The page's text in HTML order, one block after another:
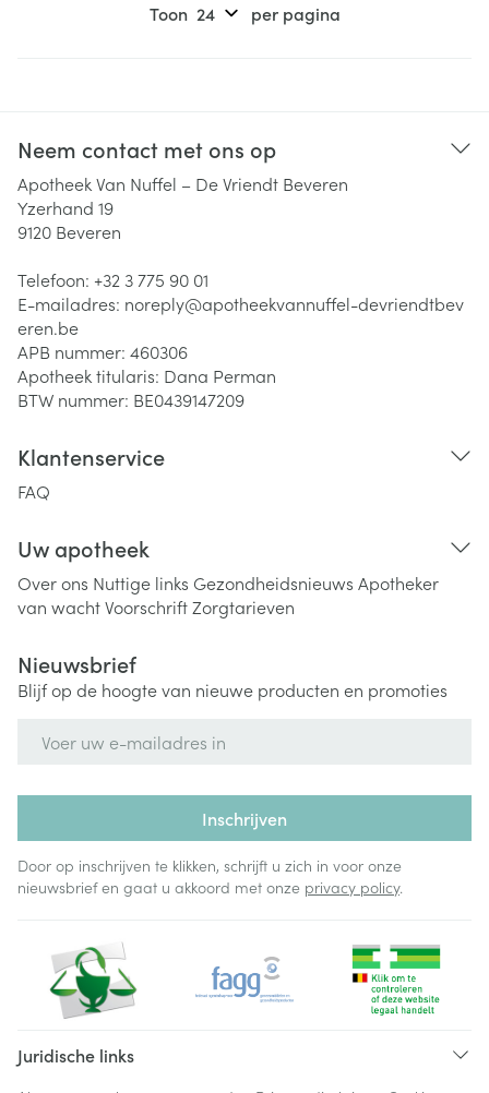
Toon per pagina
Neem contact met ons op
Apotheek Van Nuffel – De Vriendt Beveren
Yzerhand 19
9120 Beveren
Telefoon: +32 3 775 90 01
E-mailadres: noreply@apotheekvannuffel-devriendtbev
eren.be
APB nummer: 460306
Apotheek titularis: Dana Perman
BTW nummer: BE0439147209
Klantenservice
FAQ
Uw apotheek
Over ons Nuttige links Gezondheidsnieuws Apotheker
van wachtVoorschriftZorgtarieven
Nieuwsbrief
Blijf op de hoogte van nieuwe producten en promoties
Inschrijven
Door op inschrijven te klikken, schrijft u zich in voor onze
nieuwsbrief en gaat u akkoord met onze privacy policy.
Juridische links